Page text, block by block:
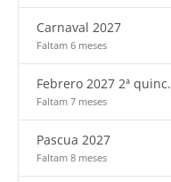
Carnaval 2027
Faltam 6 meses
Febrero 2027 2ª quinc.
Faltam 7 meses
Pascua 2027
Faltam 8 meses